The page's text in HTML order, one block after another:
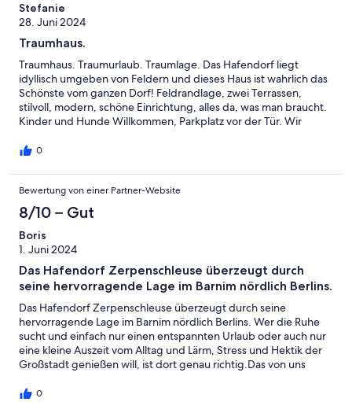
Stefanie
28. Juni 2024
Traumhaus.
Traumhaus. Traumurlaub. Traumlage. Das Hafendorf liegt
idyllisch umgeben von Feldern und dieses Haus ist wahrlich das
Schönste vom ganzen Dorf! Feldrandlage, zwei Terrassen,
stilvoll, modern, schöne Einrichtung, alles da, was man braucht.
Kinder und Hunde Willkommen, Parkplatz vor der Tür. Wir
Fall wieder!
0
Bewertung von einer Partner-Website
8/10 – Gut
Boris
1. Juni 2024
Das Hafendorf Zerpenschleuse überzeugt durch
seine hervorragende Lage im Barnim nördlich Berlins.
Das Hafendorf Zerpenschleuse überzeugt durch seine
hervorragende Lage im Barnim nördlich Berlins. Wer die Ruhe
sucht und einfach nur einen entspannten Urlaub oder auch nur
eine kleine Auszeit vom Alltag und Lärm, Stress und Hektik der
Großstadt genießen will, ist dort genau richtig.Das von uns
einen sehr schönen Standort direkt am Feldrand.In der
0